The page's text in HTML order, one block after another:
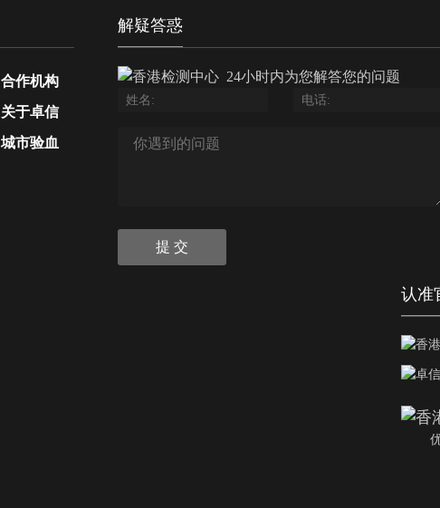
合作机构
关于卓信
城市验血
解疑答惑
24小时内为您解答您的问题
提 交
认准